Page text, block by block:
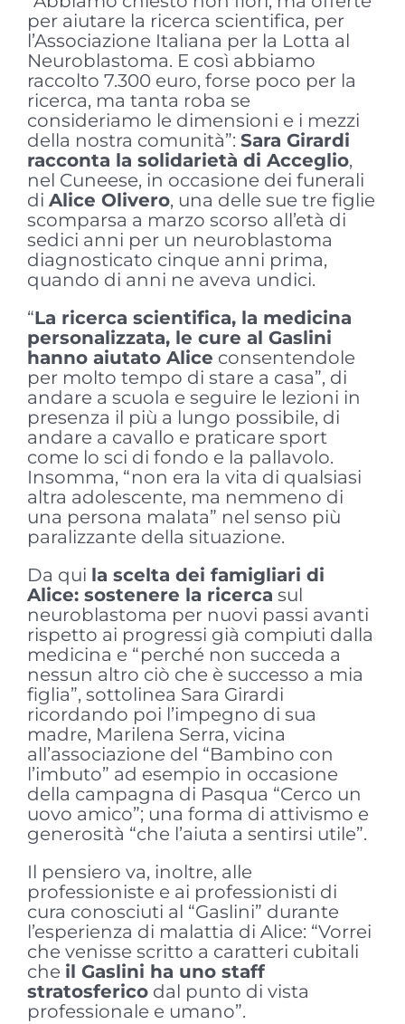
per aiutare la ricerca scientifica, per
l’Associazione Italiana per la Lotta al
Neuroblastoma. E così abbiamo
raccolto 7.300 euro, forse poco per la
ricerca, ma tanta roba se
consideriamo le dimensioni e i mezzi
della nostra comunità”: Sara Girardi
racconta la solidarietà di Acceglio,
nel Cuneese, in occasione dei funerali
di Alice Olivero, una delle sue tre figlie
scomparsa a marzo scorso all’età di
sedici anni per un neuroblastoma
diagnosticato cinque anni prima,
quando di anni ne aveva undici.
“La ricerca scientifica, la medicina
personalizzata, le cure al Gaslini
hanno aiutato Alice consentendole
per molto tempo di stare a casa”, di
andare a scuola e seguire le lezioni in
presenza il più a lungo possibile, di
andare a cavallo e praticare sport
come lo sci di fondo e la pallavolo.
Insomma, “non era la vita di qualsiasi
altra adolescente, ma nemmeno di
una persona malata” nel senso più
paralizzante della situazione.
Da qui la scelta dei famigliari di
Alice: sostenere la ricerca sul
neuroblastoma per nuovi passi avanti
rispetto ai progressi già compiuti dalla
medicina e “perché non succeda a
nessun altro ciò che è successo a mia
figlia”, sottolinea Sara Girardi
ricordando poi l’impegno di sua
madre, Marilena Serra, vicina
all’associazione del “Bambino con
l’imbuto” ad esempio in occasione
della campagna di Pasqua “Cerco un
uovo amico”; una forma di attivismo e
generosità “che l’aiuta a sentirsi utile”.
Il pensiero va, inoltre, alle
professioniste e ai professionisti di
cura conosciuti al “Gaslini” durante
l’esperienza di malattia di Alice: “Vorrei
che venisse scritto a caratteri cubitali
che il Gaslini ha uno staff
stratosfericodal punto di vista
professionale e umano”.